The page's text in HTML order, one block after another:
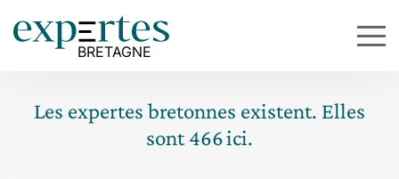
Les expertes bretonnes existent. Elles
sont466ici.